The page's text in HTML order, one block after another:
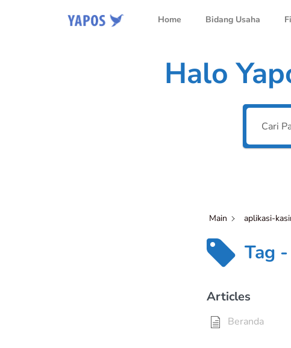
Home Bidang Usaha
Halo
Main aplikasi-
Tag
Articles
Beranda